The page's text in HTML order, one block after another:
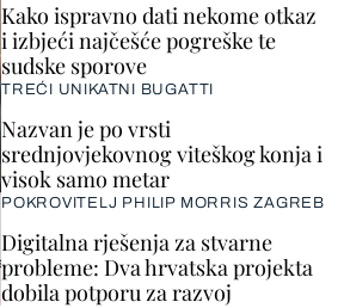
Kako ispravno dati nekome otkaz
i izbjeći najčešće pogreške te
sudske sporove
TREĆI UNIKATNI BUGATTI
Nazvan je po vrsti
srednjovjekovnog viteškog konja i
visok samo metar
POKROVITELJ PHILIP MORRIS ZAGREB
Digitalna rješenja za stvarne
probleme: Dva hrvatska projekta
dobila potporu za razvoj